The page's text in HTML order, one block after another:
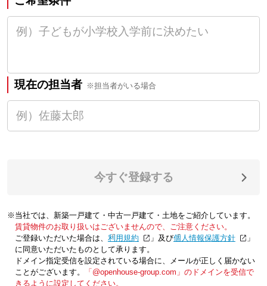
現在の担当者 ※担当者がいる場合
今すぐ登録する
※当社では、新築一戸建て・中古一戸建て・土地をご紹介しています。
賃貸物件のお取り扱いはございませんので、ご注意ください。
ご登録いただいた場合は、「利用規約 」及び「個人情報保護方針
」
に同意いただいたものとして承ります。
ドメイン指定受信を設定されている場合に、メールが正しく届かない
ことがございます。
「@openhouse-group.com」のドメインを受信で
きるように設定してください。